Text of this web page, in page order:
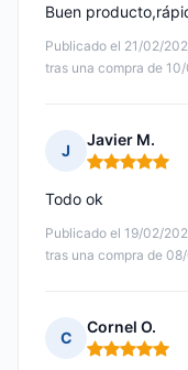
Publicado el 21/02/
tras una compra de
Buen
J
Javier M.
Nota: 5 de 5
Publicado el 19/02/
tras una compra de
Todo ok
C
Cornel O.
Nota: 5 de 5